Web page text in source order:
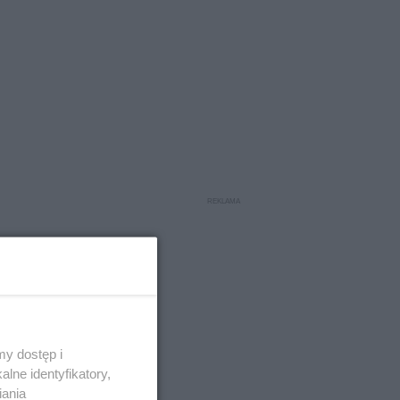
ciało
dostęp i
identyfikatory,